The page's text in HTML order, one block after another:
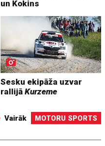
un Kokins
Sesku ekipāža uzvar
rallijāKurzeme
Vairāk MOTORU SPORTS